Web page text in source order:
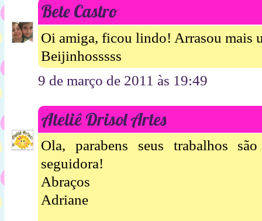
Bete Castro
Oi amiga, ficou lindo! Arrasou mais
Beijinhosssss
9 de março de 2011 às 19:49
Ateliê Drisol Artes
Ola, parabens seus trabalhos
seguidora!
Abraços
Adriane